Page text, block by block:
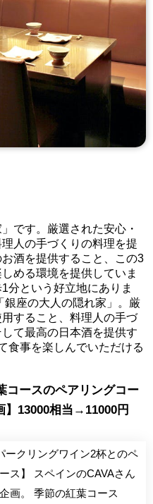
です。厳選された安心・
人の手づくりの料理を提
酒を提供すること、この3
める環境を提供していま
分という好立地にありま
銀座の大人の隠れ家」。厳
すること、料理人の手づ
て最高の日本酒を提供す
食事を楽しんでいただける
コースのペアリングコー
】13000相当→11000円
ークリングワイン2杯とのペ
CAVAさん
画。 季節の紅葉コース